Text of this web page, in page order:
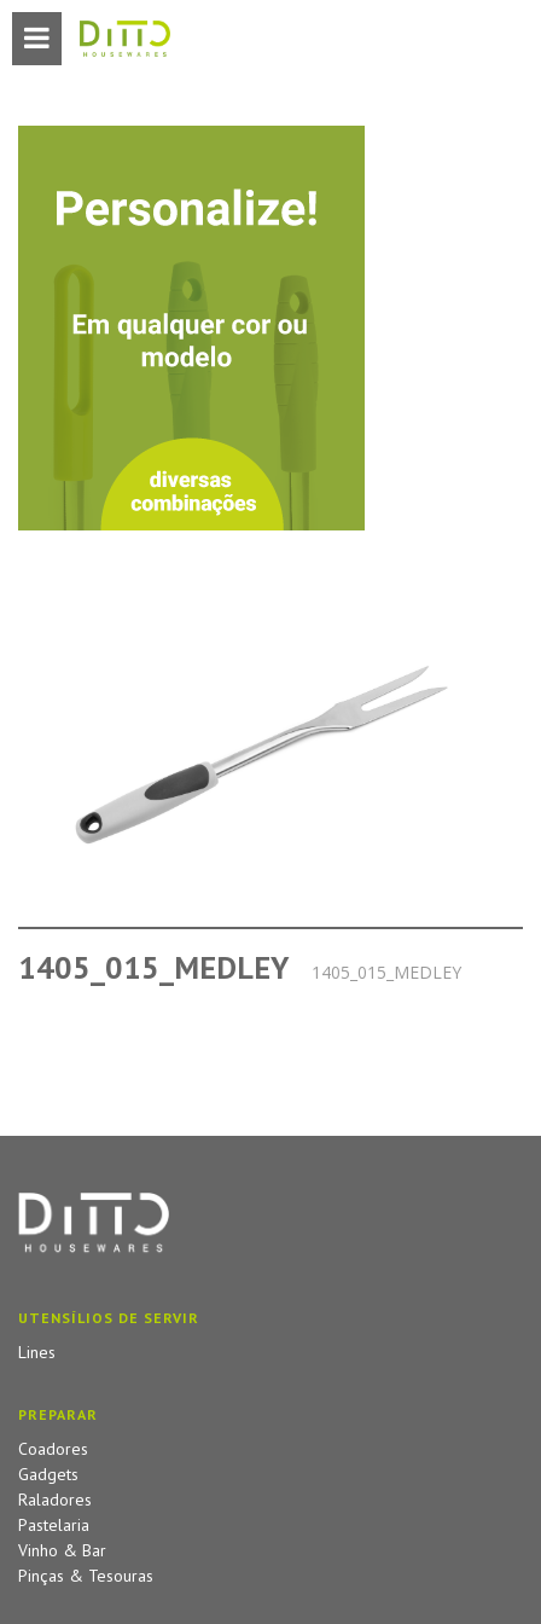
1405_015_MEDLEY 1405_015_MEDLEY
UTENSÍLIOS DE SERVIR
Lines
PREPARAR
Coadores
Gadgets
Raladores
Pastelaria
Vinho & Bar
Pinças & Tesouras